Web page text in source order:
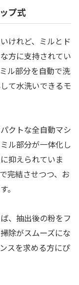
プ式
けれど、ミルとド
方に支持されてい
ル部分を自動で洗
て水洗いできるモ
クトな全自動マシ
ル部分が一体化し
抑えられていま
完結させつつ、お
。
、抽出後の粉をフ
除がスムーズにな
スを求める方にぴ